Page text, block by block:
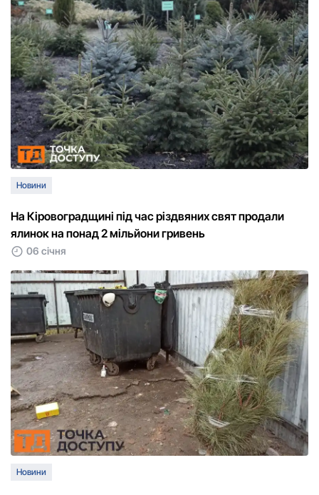
Новини
На Кіровоградщині під час різдвяних свят продали
ялинок на понад 2 мільйони гривень
06 січня
Новини